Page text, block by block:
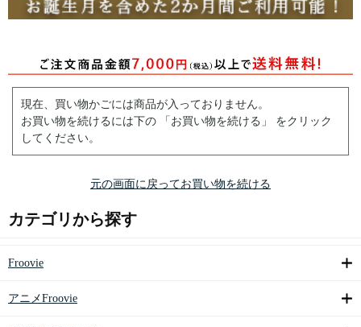
現在、買い物かごには商品が入っておりません。
お買い物を続けるには下の 「お買い物を続ける」 をクリック
してください。
元の画面に戻ってお買い物を続ける
カテゴリから探す
Froovie
アニメFroovie